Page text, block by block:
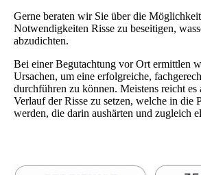
Gerne beraten wir Sie über die
Notwendigkeiten Risse zu beseitigen,
abzudichten.
Bei einer Begutachtung vor Ort ermittlen
Ursachen, um eine erfolgreiche,
durchführen zu können. Meistens reicht
Verlauf der Risse zu setzen, welche in die
werden, die darin aushärten und zugleich